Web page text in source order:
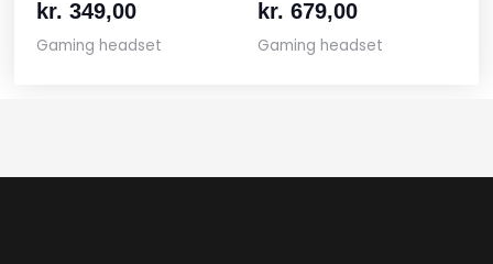
kr. 349,00
Gaming headset
kr. 679,00
Gaming headset